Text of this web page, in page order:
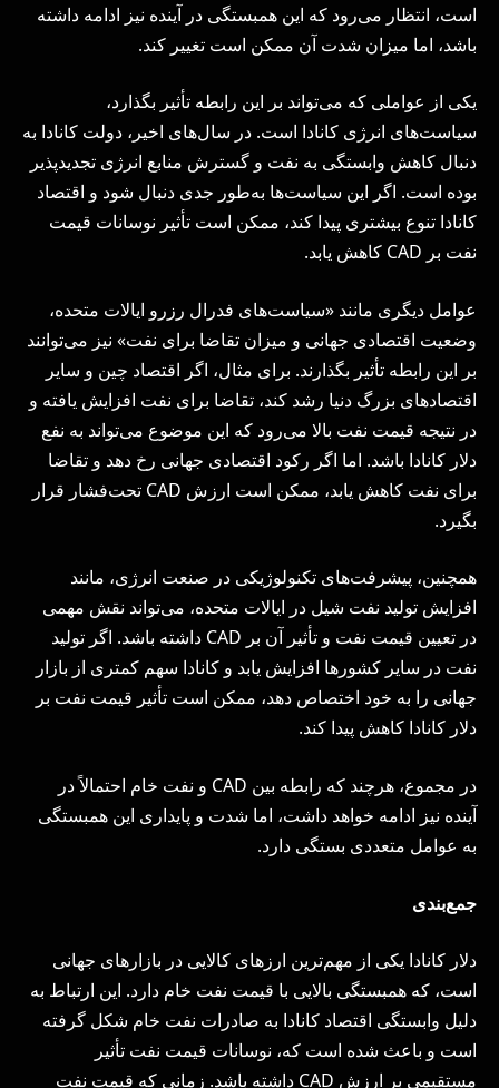
است، انتظار می‌رود که این همبستگی در آینده نیز ادامه داشته
باشد، اما میزان شدت آن ممکن است تغییر کند.
یکی از عواملی که می‌تواند بر این رابطه تأثیر بگذارد،
سیاست‌های انرژی کانادا است. در سال‌های اخیر، دولت کانادا به
دنبال کاهش وابستگی به نفت و گسترش منابع انرژی تجدیدپذیر
بوده است. اگر این سیاست‌ها به‌طور جدی دنبال شود و اقتصاد
کانادا تنوع بیشتری پیدا کند، ممکن است تأثیر نوسانات قیمت
نفت بر CAD کاهش یابد.
عوامل دیگری مانند «سیاست‌های فدرال رزرو ایالات متحده،
وضعیت اقتصادی جهانی و میزان تقاضا برای نفت» نیز می‌توانند
بر این رابطه تأثیر بگذارند. برای مثال، اگر اقتصاد چین و سایر
اقتصادهای بزرگ دنیا رشد کند، تقاضا برای نفت افزایش یافته و
در نتیجه قیمت نفت بالا می‌رود که این موضوع می‌تواند به نفع
دلار کانادا باشد. اما اگر رکود اقتصادی جهانی رخ دهد و تقاضا
برای نفت کاهش یابد، ممکن است ارزش CAD تحت‌فشار قرار
بگیرد.
همچنین، پیشرفت‌های تکنولوژیکی در صنعت انرژی، مانند
افزایش تولید نفت شیل در ایالات متحده، می‌تواند نقش مهمی
در تعیین قیمت نفت و تأثیر آن بر CAD داشته باشد. اگر تولید
نفت در سایر کشورها افزایش یابد و کانادا سهم کمتری از بازار
جهانی را به خود اختصاص دهد، ممکن است تأثیر قیمت نفت بر
دلار کانادا کاهش پیدا کند.
در مجموع، هرچند که رابطه بین CAD و نفت خام احتمالاً در
آینده نیز ادامه خواهد داشت، اما شدت و پایداری این همبستگی
به عوامل متعددی بستگی دارد.
جمع‌بندی
دلار کانادا یکی از مهم‌ترین ارزهای کالایی در بازارهای جهانی
است، که همبستگی بالایی با قیمت نفت خام دارد. این ارتباط به
دلیل وابستگی اقتصاد کانادا به صادرات نفت خام شکل گرفته
است و باعث شده است که، نوسانات قیمت نفت تأثیر
مستقیمی بر ارزش CAD داشته باشد. زمانی که قیمت نفت